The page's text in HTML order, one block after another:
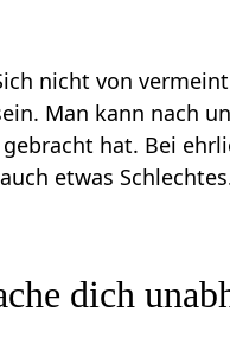
nicht von
Man kann nach
hat. Bei
etwas
dich